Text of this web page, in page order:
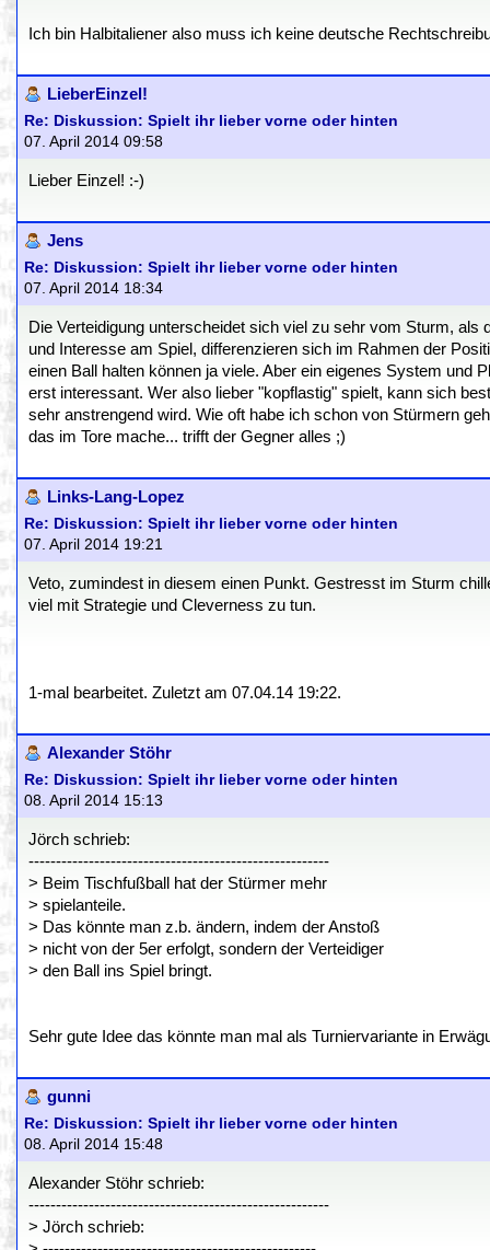
Ich bin Halbitaliener also muss ich keine deutsche
LieberEinzel!
Re: Diskussion: Spielt ihr lieber vorne oder hinten
07. April 2014 09:58
Lieber Einzel! :-)
Jens
Re: Diskussion: Spielt ihr lieber vorne oder hinten
07. April 2014 18:34
Die Verteidigung unterscheidet sich viel zu sehr vom Sturm,
und Interesse am Spiel, differenzieren sich im Rahmen der
einen Ball halten können ja viele. Aber ein eigenes System und
erst interessant. Wer also lieber "kopflastig" spielt, kann sich
sehr anstrengend wird. Wie oft habe ich schon von Stürmern
das im Tore mache... trifft der Gegner alles ;)
Links-Lang-Lopez
Re: Diskussion: Spielt ihr lieber vorne oder hinten
07. April 2014 19:21
Veto, zumindest in diesem einen Punkt. Gestresst im Sturm
viel mit Strategie und Cleverness zu tun.
1-mal bearbeitet. Zuletzt am 07.04.14 19:22.
Alexander Stöhr
Re: Diskussion: Spielt ihr lieber vorne oder hinten
08. April 2014 15:13
Jörch schrieb:
-------------------------------------------------------
> Beim Tischfußball hat der Stürmer mehr
> spielanteile.
> Das könnte man z.b. ändern, indem der Anstoß
> nicht von der 5er erfolgt, sondern der Verteidiger
> den Ball ins Spiel bringt.
Sehr gute Idee das könnte man mal als Turniervariante in
gunni
Re: Diskussion: Spielt ihr lieber vorne oder hinten
08. April 2014 15:48
Alexander Stöhr schrieb:
-------------------------------------------------------
> Jörch schrieb: